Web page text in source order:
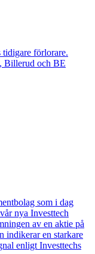
förlorare.
Billerud och BE
som i dag
nya Investtech
av en aktie på
indikerar en starkare
enligt Investtechs